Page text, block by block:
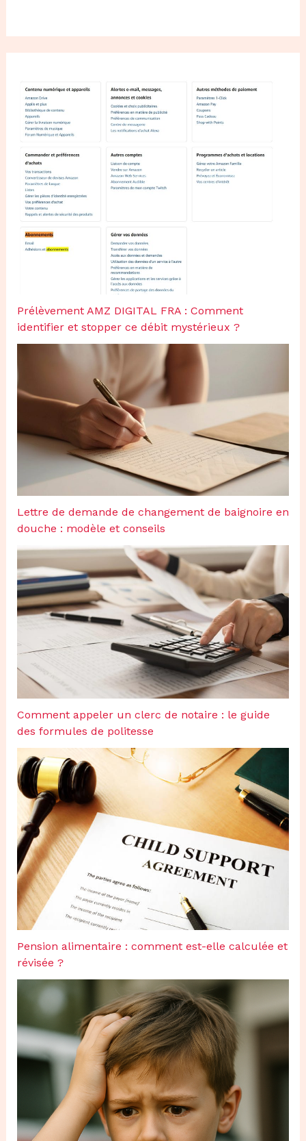
Prélèvement AMZ DIGITAL FRA : Comment
identifier et stopper ce débit mystérieux ?
Lettre de demande de changement de baignoire en
douche : modèle et conseils
Comment appeler un clerc de notaire : le guide
des formules de politesse
Pension alimentaire : comment est-elle calculée et
révisée ?